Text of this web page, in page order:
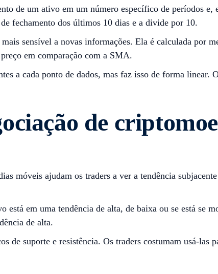
de um ativo em um número específico de períodos
fechamento dos últimos 10 dias e a divide por 10.
sensível a novas informações. Ela é calculada por
em comparação com a SMA.
a cada ponto de dados, mas faz isso de forma linear.
de
móveis ajudam os traders a ver a tendência
em uma tendência de alta, de baixa ou se está se
de alta.
de suporte e resistência. Os traders costumam usá-las